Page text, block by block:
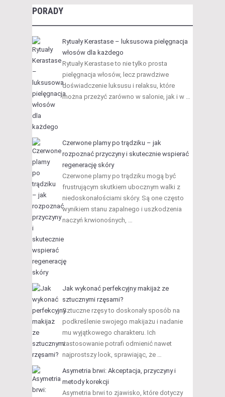
PORADY
Rytuały Kerastase – luksusowa pielęgnacja
włosów dla każdego
Rytuały Kerastase to nie tylko prosta
pielęgnacja włosów, lecz prawdziwe
doświadczenie luksusu i relaksu, które
można przeżyć zarówno w salonie, jak i w …
Czerwone plamy po trądziku – jak
rozpoznać przyczyny i skutecznie wspierać
regenerację skóry
Czerwone plamy po trądziku mogą być
frustrującym skutkiem ubocznym walki z
niedoskonałościami skóry. Są one często
wynikiem stanu zapalnego i uszkodzenia
naczyń krwionośnych, …
Jak wykonać perfekcyjny makijaż ze
sztucznymi rzęsami?
Sztuczne rzęsy to doskonały sposób na
podkreślenie swojego makijażu i nadanie
mu wyjątkowego charakteru. Ich
zastosowanie potrafi odmienić nawet
najprostszy look, sprawiając, że …
Asymetria brwi: Akceptacja, przyczyny i
metody korekcji
Asymetria brwi to zjawisko, które dotyczy